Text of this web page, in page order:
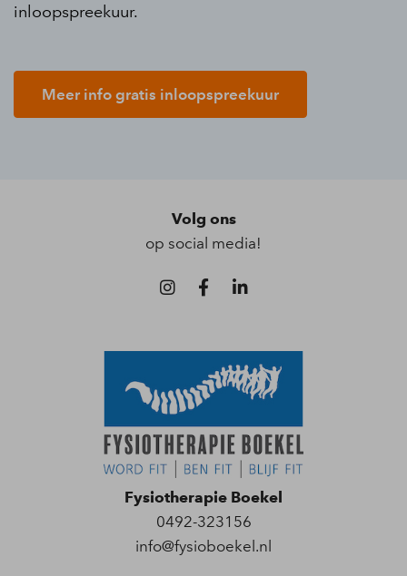
inloopspreekuur.
Meer info gratis inloopspreekuur
Volg ons
op social media!
Fysiotherapie Boekel
0492-323156
info@fysioboekel.nl